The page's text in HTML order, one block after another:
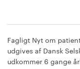
Fagligt Nyt om
udgives af Dansk
udkommer 6 gange